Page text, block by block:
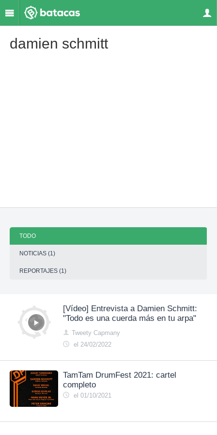
damien schmitt
TODO
NOTICIAS (1)
REPORTAJES (1)
[Vídeo] Entrevista a Damien Schmitt:
"Todo es una cuerda más en tu arpa"
Tweety Capmany
el 24/02/2022
TamTam DrumFest 2021: cartel
completo
el 01/10/2021